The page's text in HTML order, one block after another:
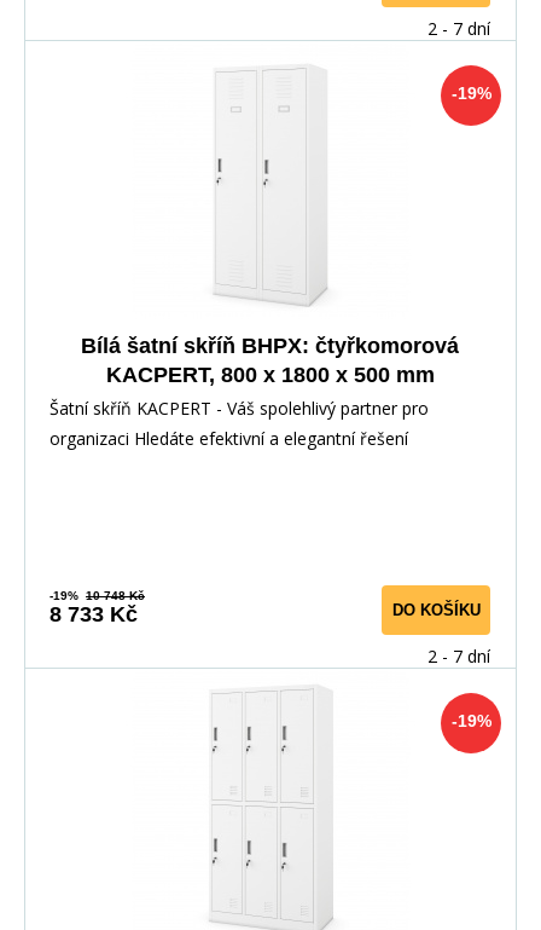
2 - 7 dní
-19%
Bílá šatní skříň BHPX: čtyřkomorová
KACPERT, 800 x 1800 x 500 mm
Šatní skříň KACPERT - Váš spolehlivý partner pro
organizaci Hledáte efektivní a elegantní řešení
-19% 10 748 Kč
8 733 Kč DO KOŠÍKU
2 - 7 dní
-19%